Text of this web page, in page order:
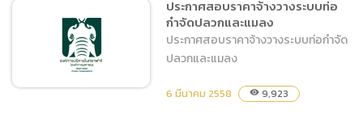
ประกวดราคาจ้างติดตั้งระบบ
ป้องกันอัคคีภัยพร้อมอุปกรณ์
ประกาศสอบราคาจ้างวางระบบท่อ
กำจัดปลวกและแมลง
ประกาศสอบราคาจ้างวางระบบท่อกำจัด
ปลวกและแมลง
6 มีนาคม 2558 visibility 9,923